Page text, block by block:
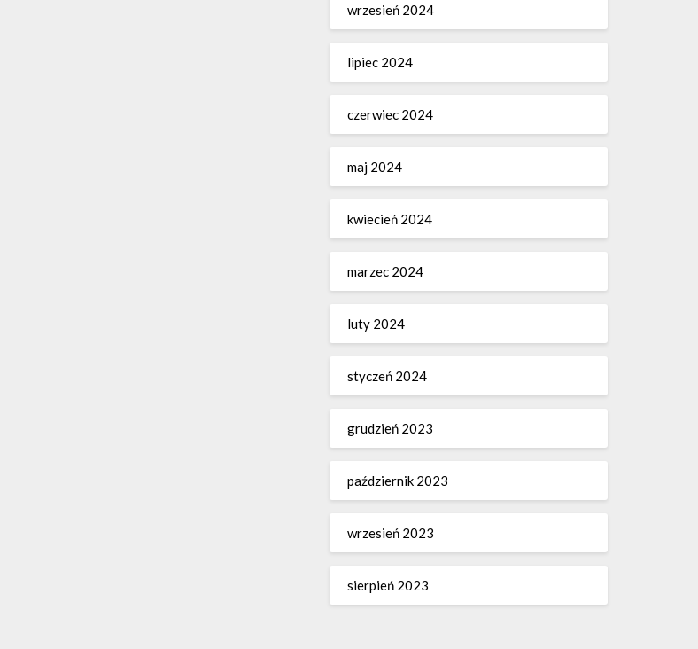
wrzesień 2024
lipiec 2024
czerwiec 2024
maj 2024
kwiecień 2024
marzec 2024
luty 2024
styczeń 2024
grudzień 2023
październik 2023
wrzesień 2023
sierpień 2023